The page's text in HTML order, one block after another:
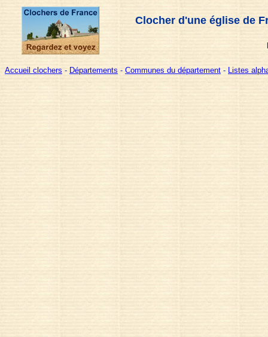
Clocher d'une église de
Accueil clochers - Départements - Communes du département - Listes